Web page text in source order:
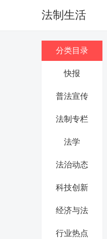
法制生活
分类目录
快报
普法宣传
法制专栏
法学
法治动态
科技创新
经济与法
行业热点